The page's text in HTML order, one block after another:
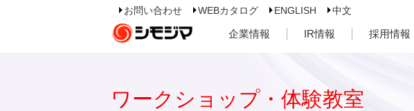
お問い合わせ WEBカタログ ENGLISH 中文
企業情報 IR情報 採用情報
ワークショップ・体験教室